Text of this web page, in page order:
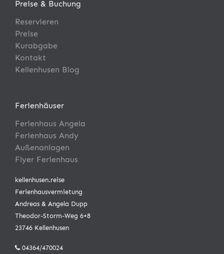
Preise & Buchung
Reservieren
Preise
Kurabgabe
Kontakt
Kellenhusen Blog
Ferienhäuser
Ferienhaus Angela
Ferienhaus Andy
Außenanlagen
Flyer Ferienhaus
kellenhusen.reise
Ferienhausvermietung
Andreas & Angela Dupp
Theodor-Storm-Weg 6+8
23746 Kellenhusen
04364/470024